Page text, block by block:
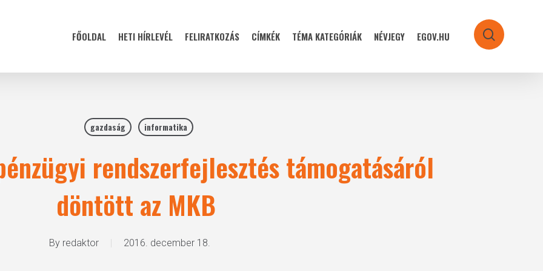
FŐOLDAL HETI HÍRLEVÉL FELIRATKOZÁS CÍMKÉK TÉMA KATEGÓRIÁK NÉVJEGY EGOV.HU search
gazdaság informatika
rendszerfejlesztés támogatásáról
döntött az MKB
By redaktor 2016. december 18.